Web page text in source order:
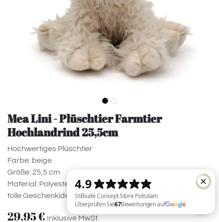
Mea Lini - Plüschtier Farmtier
Hochlandrind 25,5cm
Hochwertiges Plüschtier
Farbe: beige
Größe: 25,5 cm
Material: Polyester
tolle Geschenkidee
29,95€ Inklusive MwSt.